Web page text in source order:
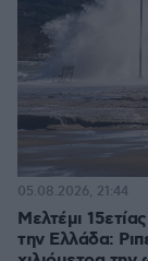
Μελτέμι
την Ελλάδα:
05.08.2026, 21:44